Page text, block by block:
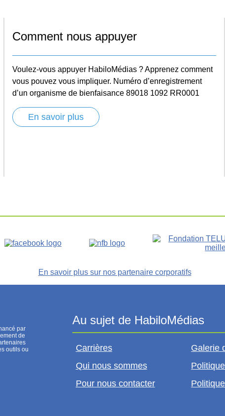
Comment nous appuyer
Voulez-vous appuyer HabiloMédias ? Apprenez comment
vous pouvez vous impliquer. Numéro d’enregistrement
d’un organisme de bienfaisance 89018 1092 RR0001
En savoir plus
En savoir plus sur nos partenaire corporatifs
par
de
outils ou
Carrières
Qui nous sommes
Pour nous contacter
Galerie